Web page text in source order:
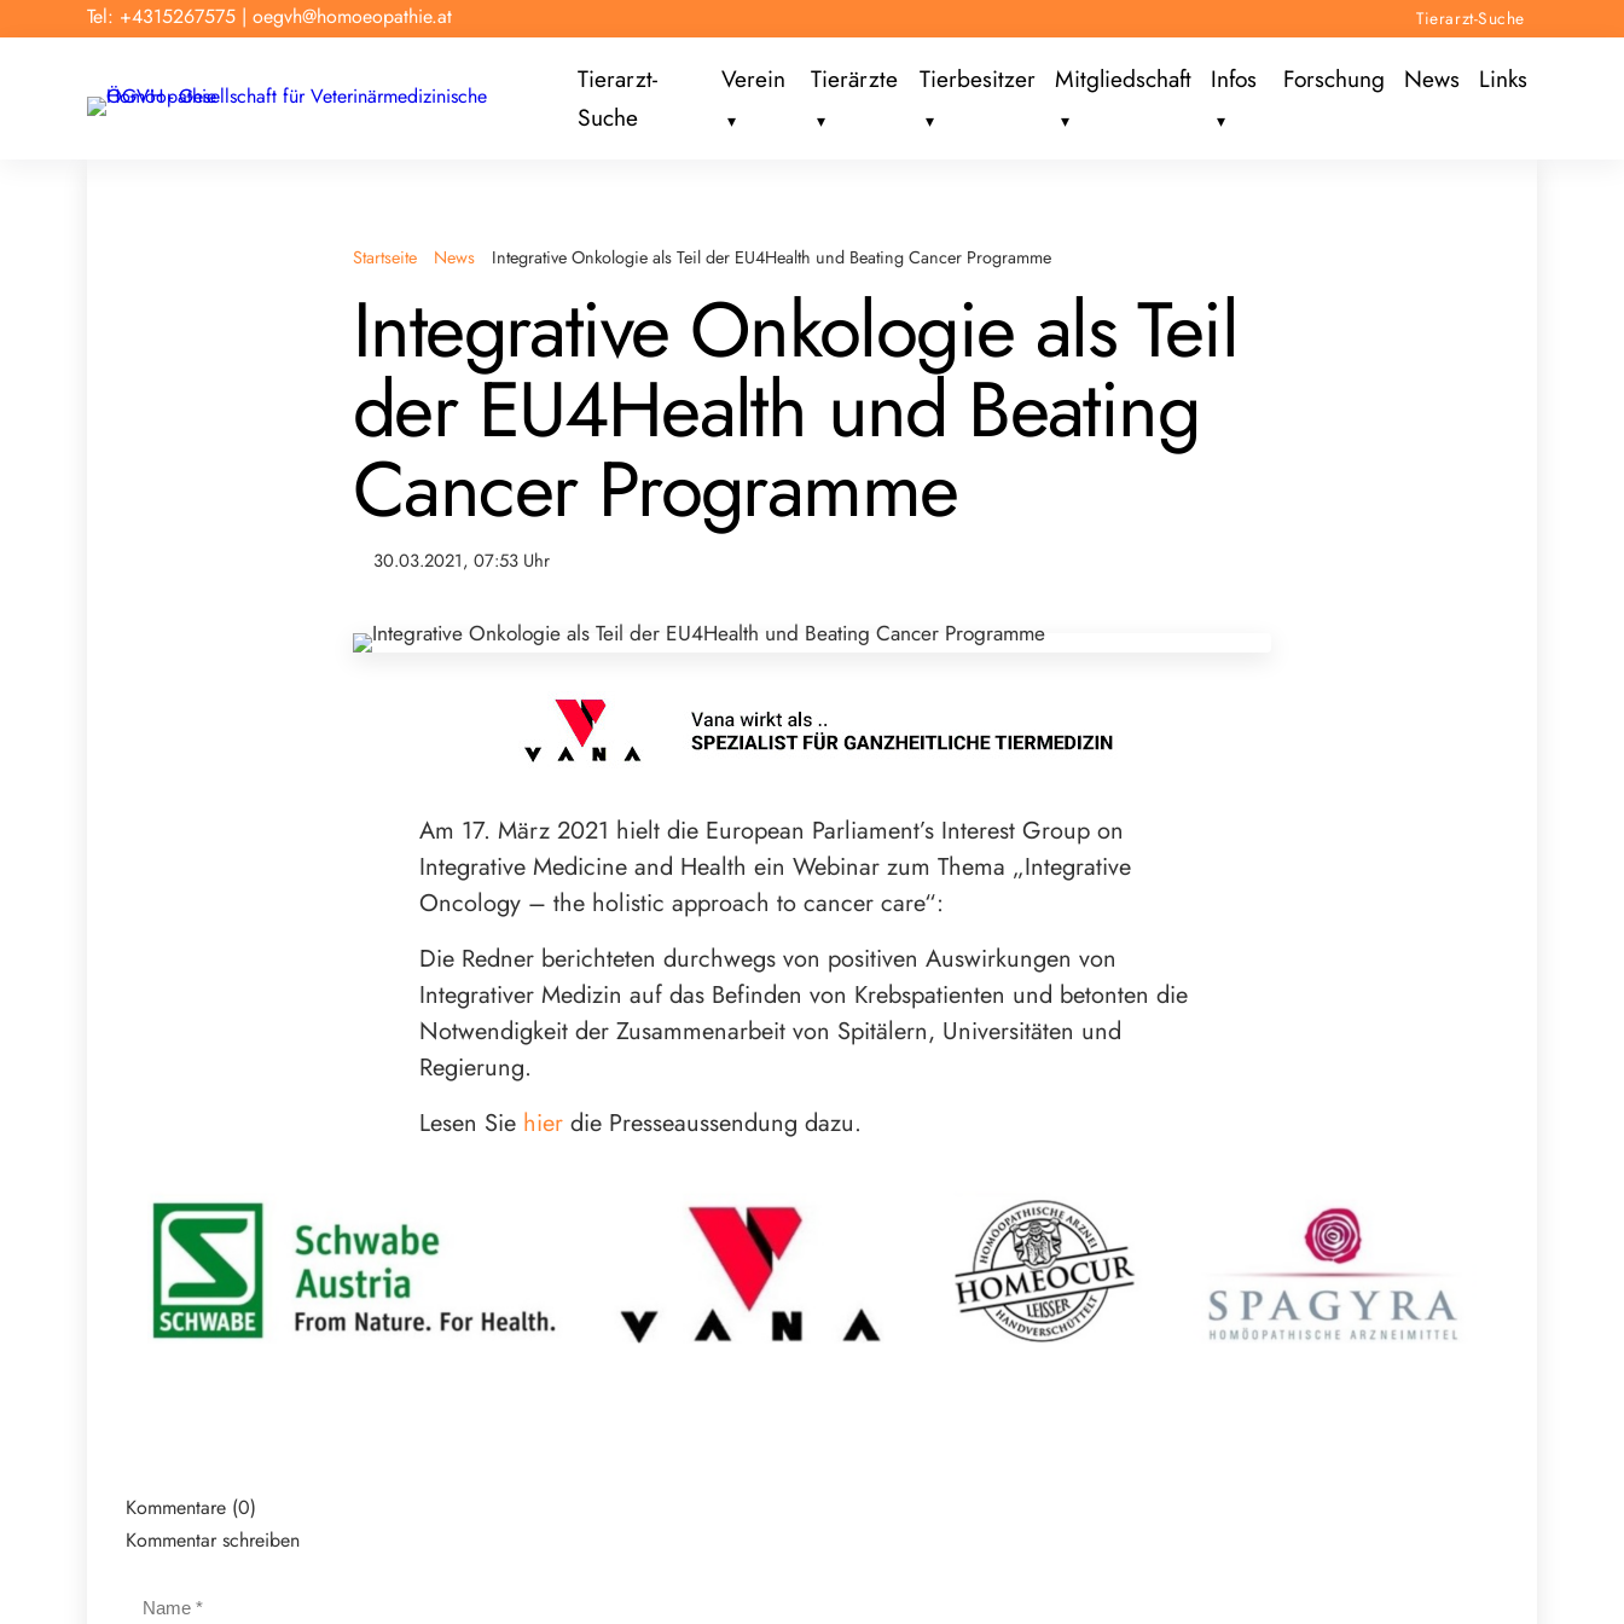
Tel: +4315267575 | oegvh@homoeopathie.at Tierarzt-Suche
Tierarzt-
Suche
Verein Tierärzte Tierbesitzer Mitgliedschaft Infos Forschung News Links
Startseite News Integrative Onkologie als Teil der EU4Health und Beating Cancer Programme
Integrative Onkologie als Teil
der EU4Health und Beating
Cancer Programme
30.03.2021, 07:53 Uhr
Am 17. März 2021 hielt die European Parliament’s Interest Group on
Integrative Medicine and Health ein Webinar zum Thema „Integrative
Oncology – the holistic approach to cancer care“:
Die Redner berichteten durchwegs von positiven Auswirkungen von
Integrativer Medizin auf das Befinden von Krebspatienten und betonten die
Notwendigkeit der Zusammenarbeit von Spitälern, Universitäten und
Regierung.
Lesen Sie hier die Presseaussendung dazu.
Kommentare (0)
Kommentar schreiben